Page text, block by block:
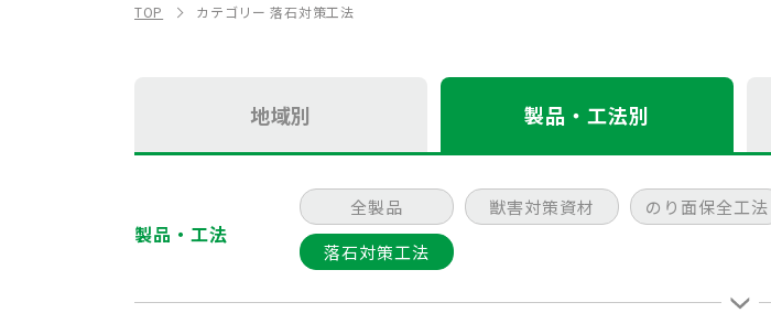
TOP カテゴリー 落石対策工法
地域別 製品・工法別
製品・工法
全製品 獣害対策資材 のり面保全工法
落石対策工法